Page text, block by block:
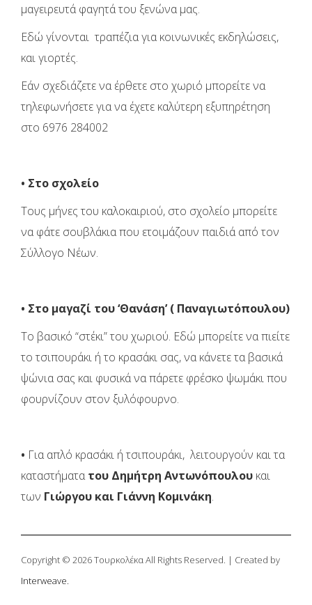
μαγειρευτά φαγητά του ξενώνα μας.
Εδώ γίνονται τραπέζια για κοινωνικές εκδηλώσεις,
και γιορτές.
Εάν σχεδιάζετε να έρθετε στο χωριό μπορείτε να
τηλεφωνήσετε για να έχετε καλύτερη εξυπηρέτηση
στο 6976 284002
• Στο σχολείο
Tους μήνες του καλοκαιριού, στο σχολείο μπορείτε
να φάτε σουβλάκια που ετοιμάζουν παιδιά από τον
Σύλλογο Νέων.
• Στο μαγαζί του ‘Θανάση’ ( Παναγιωτόπουλου)
Το βασικό “στέκι” του χωριού. Εδώ μπορείτε να πιείτε
το τσιπουράκι ή το κρασάκι σας, να κάνετε τα βασικά
ψώνια σας και φυσικά να πάρετε φρέσκο ψωμάκι που
φουρνίζουν στον ξυλόφουρνο.
• Για απλό κρασάκι ή τσιπουράκι, λειτουργούν και τα
καταστήματατου Δημήτρη Αντωνόπουλου και
των Γιώργου και Γιάννη Κομινάκη.
Copyright © 2026 Τουρκολέκα All Rights Reserved. | Created by
Interweave.